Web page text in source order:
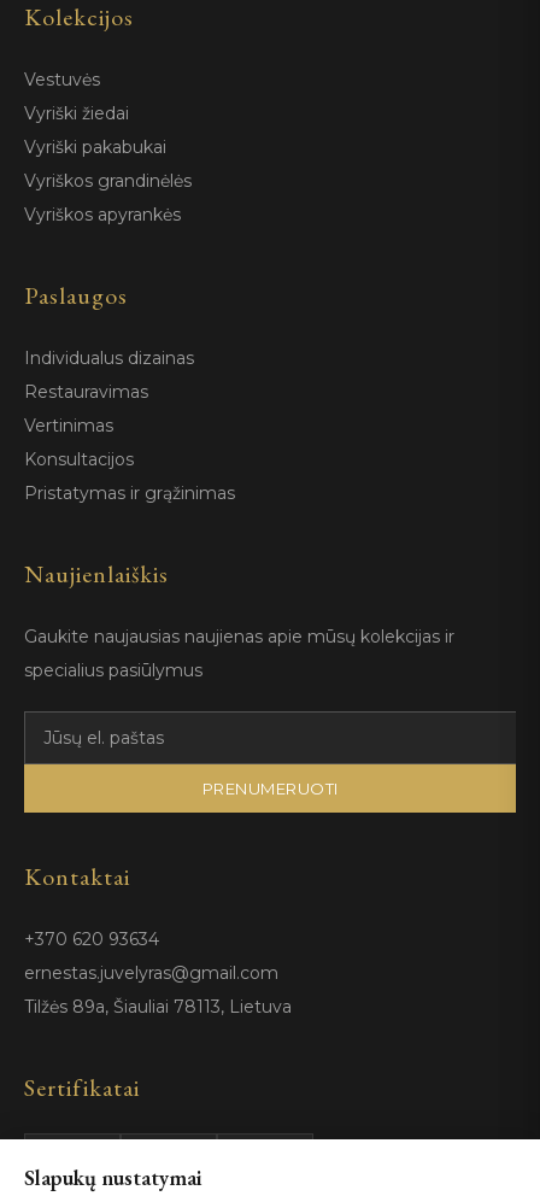
Kolekcijos
Vestuvės
Vyriški žiedai
Vyriški pakabukai
Vyriškos grandinėlės
Vyriškos apyrankės
Paslaugos
Individualus dizainas
Restauravimas
Vertinimas
Konsultacijos
Pristatymas ir grąžinimas
Naujienlaiškis
Gaukite naujausias naujienas apie mūsų kolekcijas ir
specialius pasiūlymus
PRENUMERUOTI
Kontaktai
+370 620 93634
ernestas.juvelyras@gmail.com
Tilžės 89a, Šiauliai 78113, Lietuva
Sertifikatai
GIA
Certified
ISO 9001
Slapukų nustatymai